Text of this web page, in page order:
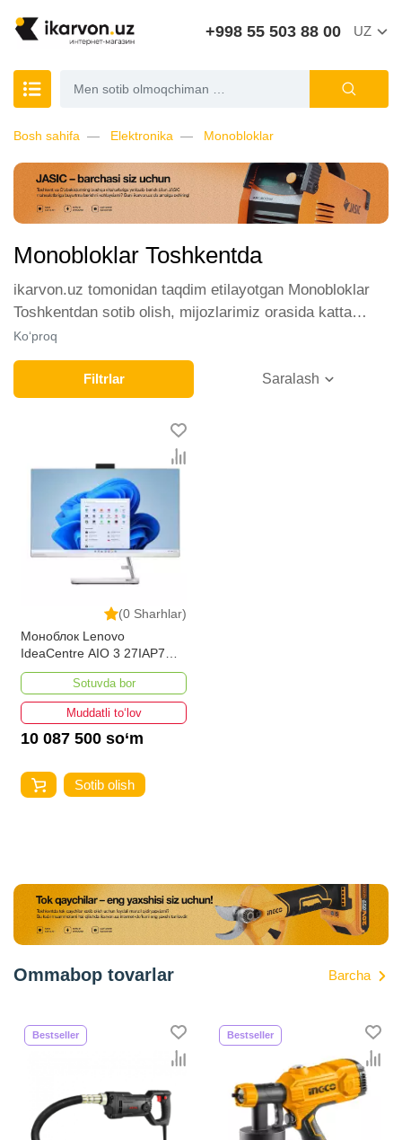
+998 55 503 88 00 UZ
Bosh sahifa Elektronika Monobloklar
Monobloklar Toshkentda
ikarvon.uz tomonidan taqdim etilayotgan Monobloklar
Toshkentdan sotib olish, mijozlarimiz orasida katta
talabga ega. Biz ushbu toifadagi tovarlarni sotish uchun
eng yaxshi sharoitlarni ta'minlaymiz. Onlayn do'konda
Monobloklar yetakchi ishlab chiqaruvchilar va brendlar
tomonidan taqdim etilgan bo'lib, ularning ro'yxati doimiy
ravishda kengayib bormoqda. Biz butun mamlakat
bo'ylab tovarlarni istalgan miqdorda yetkazib beramiz.
Bularning barchasi O'zbekistondagi eng yaxshi narx
bilan qo’shimcha qilingan, ikarvon.uz dan Monobloklar -
bu eng keng narxlar oralig'i. Va bu yerda Monobloklar
toifasidagi har bir element uchun optimal narx mavjud.
Ko‘proq
Filtrlar Saralash
(0 Sharhlar)
Моноблок Lenovo
IdeaCentre AIO 3 27IAP7
(Core i5/8Gb DDR4)
Sotuvda bor
Muddatli to‘lov
10 087 500 so‘m
Sotib olish
Ommabop tovarlar Barcha
Bestseller Bestseller